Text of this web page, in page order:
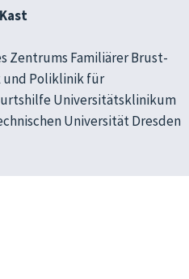
Zentrums Familiärer Brust-
und Poliklinik für
Universitätsklinikum
Universität Dresden